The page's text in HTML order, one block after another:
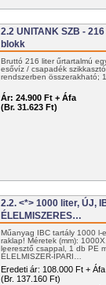
2.2 UNITANK SZB -
blokk
Bruttó 216 liter űrtartalmú
esővíz / csapadék
rendszerben összerakható;
Ár: 24.900 Ft + Áfa
(Br. 31.623 Ft)
2.2. <*> 1000 liter, ÚJ,
ÉLELMISZERES…
Műanyag IBC tartály 1000 l-
raklap! Méretek (mm):
leeresztő csappal, 1 db PE
ÉLELMISZER-IPARI…
Eredeti ár: 108.000 Ft + Áfa
(Br. 137.160 Ft)